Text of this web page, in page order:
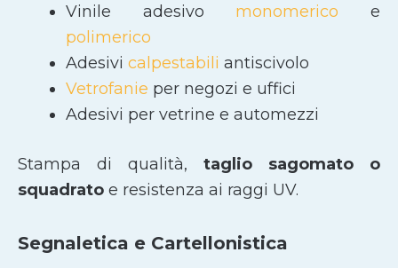
Vinile adesivo monomerico e
polimerico
Adesivi calpestabili antiscivolo
Vetrofanie per negozi e uffici
Adesivi per vetrine e automezzi
Stampa di qualità, taglio sagomato
o
squadrato e resistenza ai raggi UV.
Segnaletica e Cartellonistica